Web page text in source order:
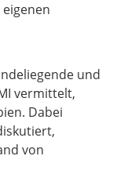
und
vermittelt,
Dabei
von